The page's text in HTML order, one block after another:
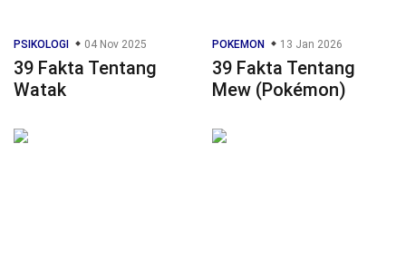
PSIKOLOGI 04 Nov 2025
39 Fakta Tentang
Watak
POKEMON 13 Jan 2026
39 Fakta Tentang
Mew (Pokémon)